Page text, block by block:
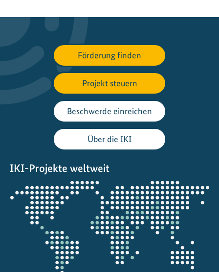
n
g
v
o
n
N
a
t
u
d
s
t
ä
d
t
Förderung finden
Projekt steuern
Beschwerde einreichen
Über die IKI
IKI-Projekte weltweit
Öffnet
die
Projektkarte